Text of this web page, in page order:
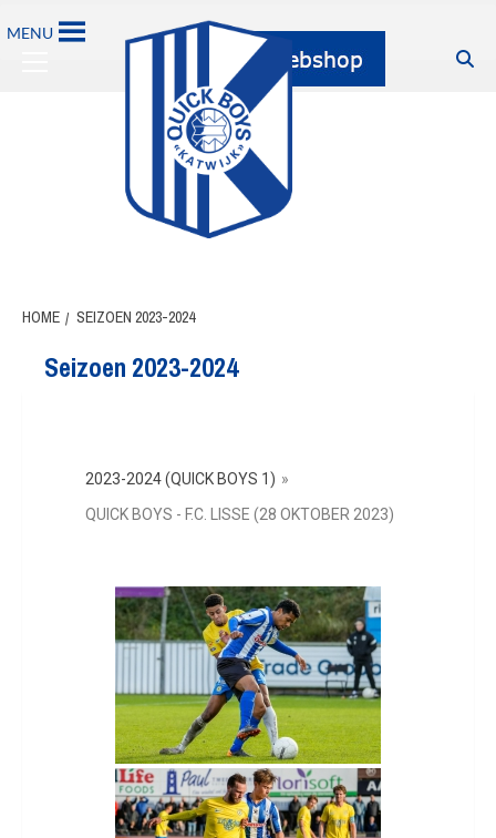
MENU
HOME SEIZOEN 2023-2024
Seizoen 2023-2024
2023-2024 (QUICK BOYS 1) »
QUICK BOYS - F.C. LISSE (28 OKTOBER 2023)